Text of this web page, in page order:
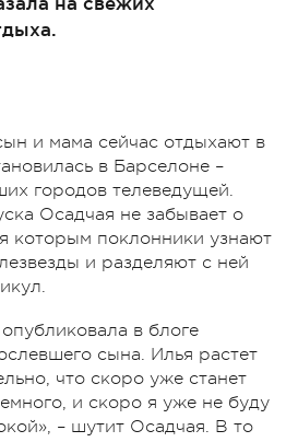
и мама сейчас отдыхают в
в Барселоне –
городов телеведущей.
Осадчая не забывает о
которым поклонники узнают
и разделяют с ней
в блоге
сына. Илья растет
что скоро уже станет
и скоро я уже не буду
– шутит Осадчая. В то